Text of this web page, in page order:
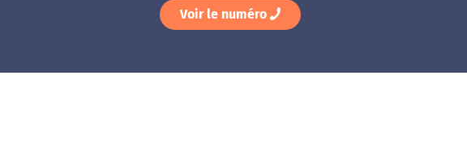
Voir le numéro